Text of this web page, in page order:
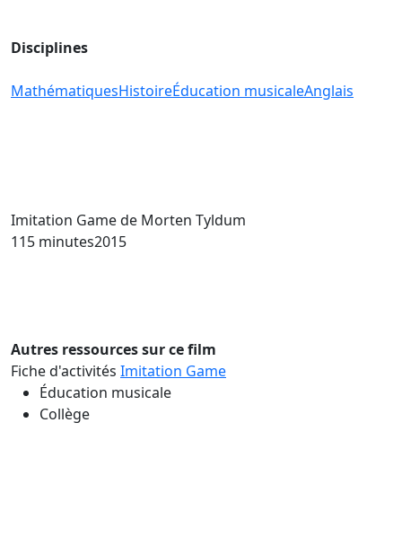
Disciplines
MathématiquesHistoireÉducation musicaleAnglais
Imitation Gamede Morten Tyldum
115 minutes2015
Autres ressources sur ce film
Fiche d'activités Imitation Game
Éducation musicale
Collège